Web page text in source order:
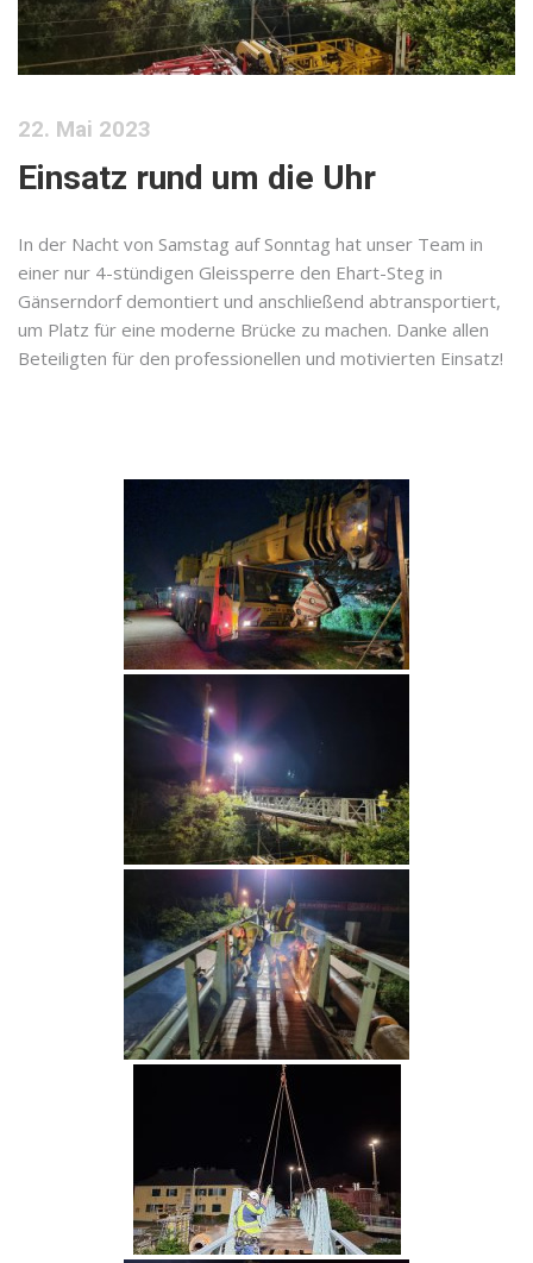
22. Mai 2023
Einsatz rund um die Uhr
In der Nacht von Samstag auf Sonntag hat unser Team in
einer nur 4-stündigen Gleissperre den Ehart-Steg in
Gänserndorf demontiert und anschließend abtransportiert,
um Platz für eine moderne Brücke zu machen. Danke allen
Beteiligten für den professionellen und motivierten Einsatz!